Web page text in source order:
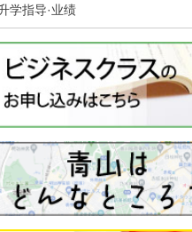
学指导·业绩